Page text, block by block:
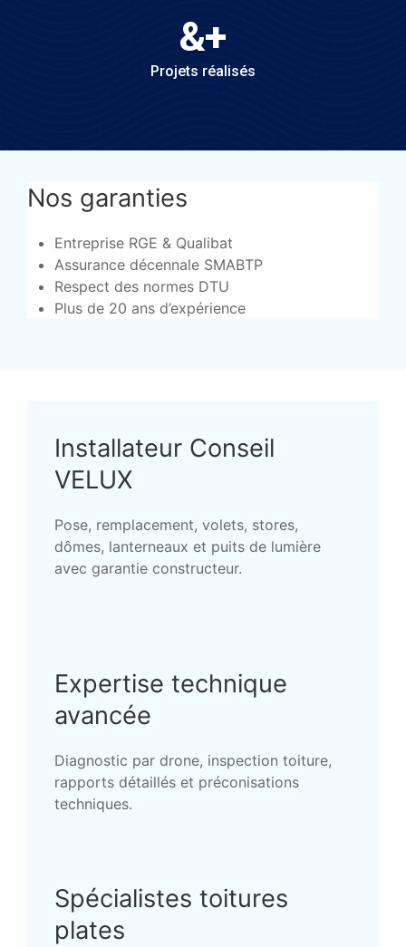
&+
Projets réalisés
Nos garanties
Entreprise RGE & Qualibat
Assurance décennale SMABTP
Respect des normes DTU
Plus de 20 ans d’expérience
Installateur Conseil
VELUX
Pose, remplacement, volets, stores,
dômes, lanterneaux et puits de lumière
avec garantie constructeur.
Expertise technique
avancée
Diagnostic par drone, inspection toiture,
rapports détaillés et préconisations
techniques.
Spécialistes toitures
plates